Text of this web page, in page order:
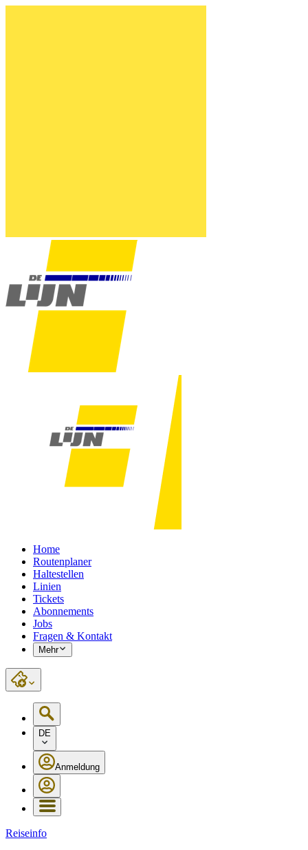
Home
Routenplaner
Haltestellen
Linien
Tickets
Abonnements
Jobs
Fragen & Kontakt
Mehr
DE
Anmeldung
Reiseinfo